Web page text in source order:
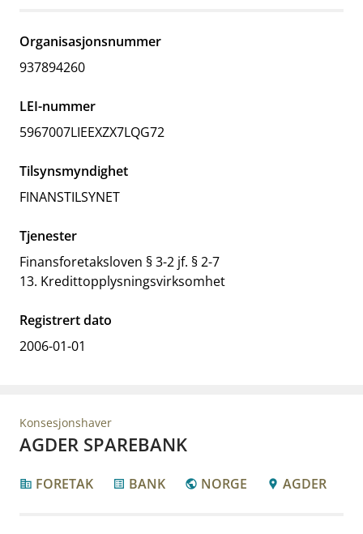
Organisasjonsnummer
937894260
LEI-nummer
5967007LIEEXZX7LQG72
Tilsynsmyndighet
FINANSTILSYNET
Tjenester
Finansforetaksloven § 3-2 jf. § 2-7
13. Kredittopplysningsvirksomhet
Registrert dato
2006-01-01
Konsesjonshaver
AGDER SPAREBANK
corporate_fare FORETAK list_alt BANK public NORGE location_pin AGDER